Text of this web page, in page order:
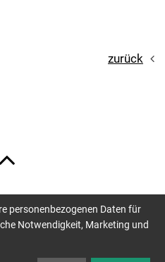
zurück
sind:
personenbezogenen Daten für
Notwendigkeit, Marketing und